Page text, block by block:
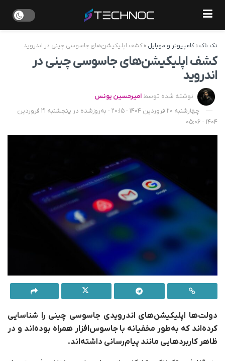
تک ناک»کامپیوتر و موبایل »کشف اپلیکیشن‌های جاسوسی چینی در اندروید
کشف اپلیکیشن‌های جاسوسی چینی در
اندروید
نوشته شده توسط امیرحسین یونس
چهارشنبه 20 فروردین 1404 - 20:15 - به‌روزشده در پنجشنبه 21 فروردین
1404 - 05:06
دولت‌ها اپلیکیشن‌های اندرویدی جاسوسی چینی را شناسایی
کرده‌اند که به‌طور مخفیانه با جاسوس‌افزار همراه بوده‌اند و در
ظاهر کاربردهایی مانند پیام‌رسانی داشته‌اند.